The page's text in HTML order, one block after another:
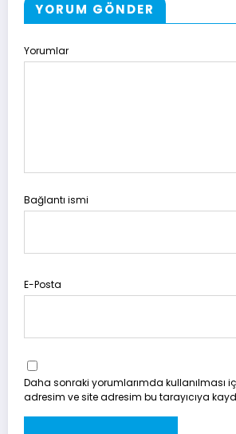
YORUM GÖNDER
Yorumlar
Bağlantı ismi
E-Posta
Daha sonraki yorumlarımda kullanılması
adresim ve site adresim bu tarayıcıya